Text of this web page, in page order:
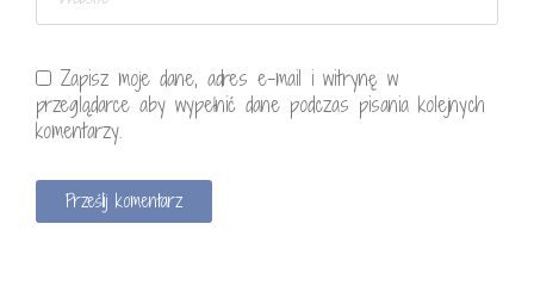
Zapisz moje dane, adres e-mail i witrynę w
przeglądarce aby wypełnić dane podczas pisania kolejnych
komentarzy.